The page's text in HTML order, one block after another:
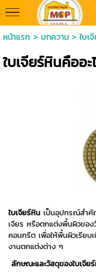
หน้าแรก > บทความ> ใบเ
ใบเจียร์หินคืออะ
ใบเจียร์หิน เป็นอุปกรณ์สำคั
เจียร หรือตกแต่งพื้นผิวขอ
คอนกรีต เพื่อให้พื้นผิวเรียบ
งานตกแต่งต่าง ๆ
ลักษณะและวัสดุของใบเจีย